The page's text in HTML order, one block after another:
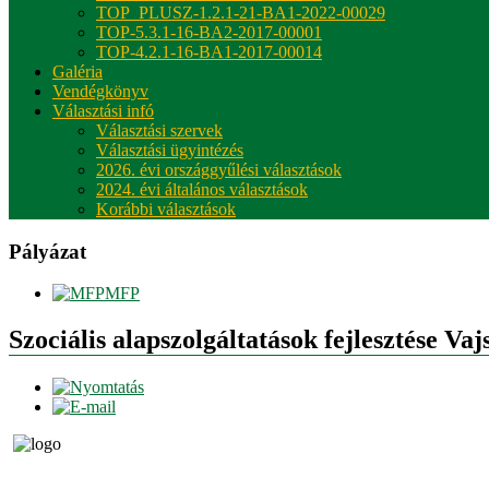
TOP_PLUSZ-1.2.1-21-BA1-2022-00029
TOP-5.3.1-16-BA2-2017-00001
TOP-4.2.1-16-BA1-2017-00014
Galéria
Vendégkönyv
Választási infó
Választási szervek
Választási ügyintézés
2026. évi országgyűlési választások
2024. évi általános választások
Korábbi választások
Pályázat
MFP
Szociális alapszolgáltatások fejlesztése